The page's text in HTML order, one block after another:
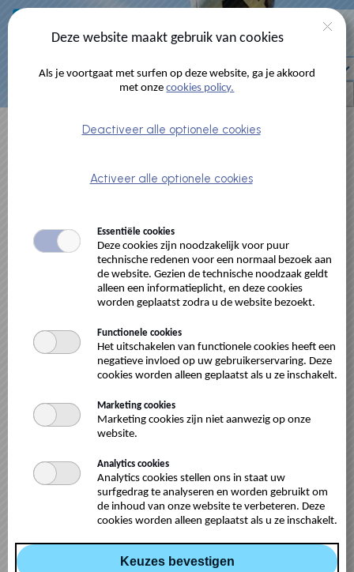
Naar hoofdinhoud
Account
0 artikelen
vrije momentenin dekalendervia 'Snelle
over sportterreinen.
Annuleer gratis minstens 2 uur op voorhand en minstens 72
uur vooraf als sportclub.
- voorBlaarmeersenkies bij locatie: Blaarmeersen tennis en
squash indoor of outdoor tennis, Blaarmeersen padel,
Blaarmeersen hoogteparcours, ... of voor Blaarmeersen (de
e-mail of tel.
log invoor reserveren, duid in de kalender een tijdslot aan van
periodes en kies je tijdslot.
Snelle reservering
Deze website maakt gebruik van cookies
Als je voortgaat met surfen op deze website, ga je akkoord
met onzecookies policy.
Deactiveer alle optionele cookies
Activeer alle optionele cookies
Essentiële cookies
Deze cookies zijn noodzakelijk voor puur
technische redenen voor een normaal bezoek aan
de website. Gezien de technische noodzaak geldt
alleen een informatieplicht, en deze cookies
worden geplaatst zodra u de website bezoekt.
Functionele cookies
Het uitschakelen van functionele cookies heeft een
negatieve invloed op uw gebruikerservaring. Deze
cookies worden alleen geplaatst als u ze inschakelt.
Marketing cookies
Marketing cookies zijn niet aanwezig op onze
website.
Analytics cookies
Analytics cookies stellen ons in staat uw
surfgedrag te analyseren en worden gebruikt om
de inhoud van onze website te verbeteren. Deze
cookies worden alleen geplaatst als u ze inschakelt.